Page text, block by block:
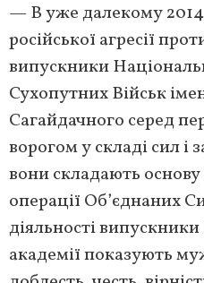
— В уже далекому
російської агресії
випускники
Сухопутних Військ
Сагайдачного серед
ворогом у складі сил і
вони складають
операції Об’єднаних
діяльності
академії показують